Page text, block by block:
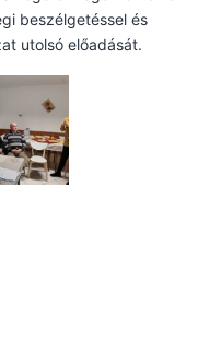
beszélgetéssel és
utolsó előadását.